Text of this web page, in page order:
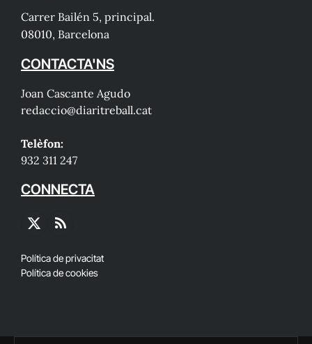
Carrer Bailén 5, principal.
08010, Barcelona
CONTACTA'NS
Joan Cascante Agudo
redaccio@diaritreball.cat
Telèfon:
932 311 247
CONNECTA
X
RSS
Política de privacitat
Política de cookies